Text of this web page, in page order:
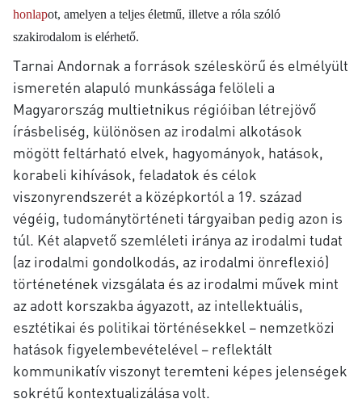
honlapot, amelyen a teljes életmű, illetve a róla szóló
szakirodalom is elérhető.
Tarnai Andornak a források széleskörű és elmélyült
ismeretén alapuló munkássága felöleli a
Magyarország multietnikus régióiban létrejövő
írásbeliség, különösen az irodalmi alkotások
mögött feltárható elvek, hagyományok, hatások,
korabeli kihívások, feladatok és célok
viszonyrendszerét a középkortól a 19. század
végéig, tudománytörténeti tárgyaiban pedig azon is
túl. Két alapvető szemléleti iránya az irodalmi tudat
(az irodalmi gondolkodás, az irodalmi önreflexió)
történetének vizsgálata és az irodalmi művek mint
az adott korszakba ágyazott, az intellektuális,
esztétikai és politikai történésekkel – nemzetközi
hatások figyelembevételével – reflektált
kommunikatív viszonyt teremteni képes jelenségek
sokrétű kontextualizálása volt.